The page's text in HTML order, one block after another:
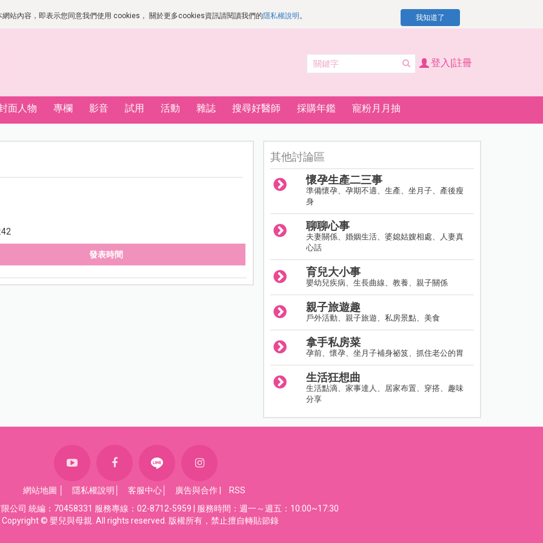
站內容，即表示您同意我們使用 cookies， 關於更多cookies資訊請閱讀我們的隱私權說明 。 我知道了
登入|註冊
面人物 專欄 影音 試用 活動 雜誌 搜尋好醫師 採購年鑑 寵粉月月抽
發表時間
其他討論區
懷孕生產二三事
準備懷孕、孕期不適、生產、坐月子、產後瘦
身
聊聊心事
夫妻關係、婚姻生活、婆媳姑嫂相處、人妻真
心話
育兒大小事
嬰幼兒疾病、生長曲線、教養、親子關係
親子旅遊趣
戶外活動、親子旅遊、私房景點、美食
拿手私房菜
孕前、懷孕、坐月子補身祕笈、抓住老公的胃
生活狂想曲
生活點滴、家事達人、居家布置、穿搭、趣味
分享
網站地圖 隱私權說明 客服中心 廣告與合作
RSS
公司 統編：70458331 服務專線：02-8712-5959 | 服務時間：週一～週五：10:00~17:30
Copyright © 嬰兒與母親. All rights reserved. 版權所有，禁止擅自轉貼節錄